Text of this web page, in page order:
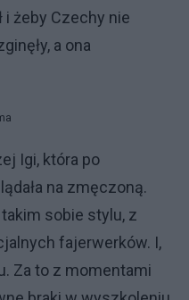
i żeby Czechy nie
a ona
Igi, która po
na zmęczoną.
sobie stylu, z
fajerwerków. I,
Za to z momentami